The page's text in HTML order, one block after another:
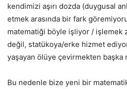
kendimizi aşırı dozda (duygusal
etmek arasında bir fark
matematiği böyle işliyor / işlemek
değil, statükoya/erke hizmet
yaşayan ölüye çevirmekten başka
Bu nedenle bize yeni bir